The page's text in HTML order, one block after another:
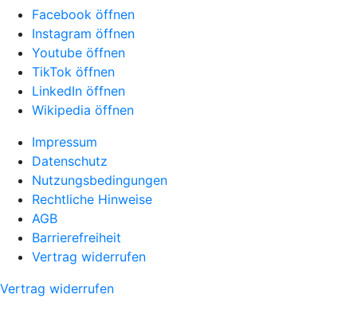
Facebook öffnen
Instagram öffnen
Youtube öffnen
TikTok öffnen
LinkedIn öffnen
Wikipedia öffnen
Impressum
Datenschutz
Nutzungsbedingungen
Rechtliche Hinweise
AGB
Barrierefreiheit
Vertrag widerrufen
Vertrag widerrufen